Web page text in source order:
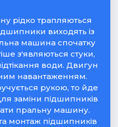
рідко трапляються
виходять із
машина спочатку
з'являються стуки,
води. Двигун
навантаженням.
рукою, то йде
заміни підшипників
пральну машину.
монтаж підшипників